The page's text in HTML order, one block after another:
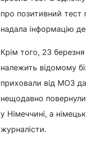
про позитивний тест
надала інформацію
Крім того, 23
належить відомому
приховали від МОЗ
нещодавно
у Німеччині, а
журналісти.